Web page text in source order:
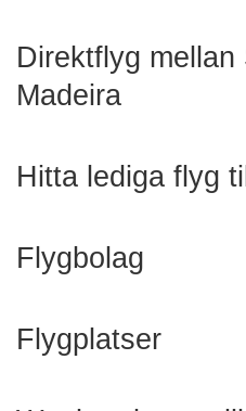
Direktflyg mellan
Madeira
Hitta lediga flyg
Flygbolag
Flygplatser